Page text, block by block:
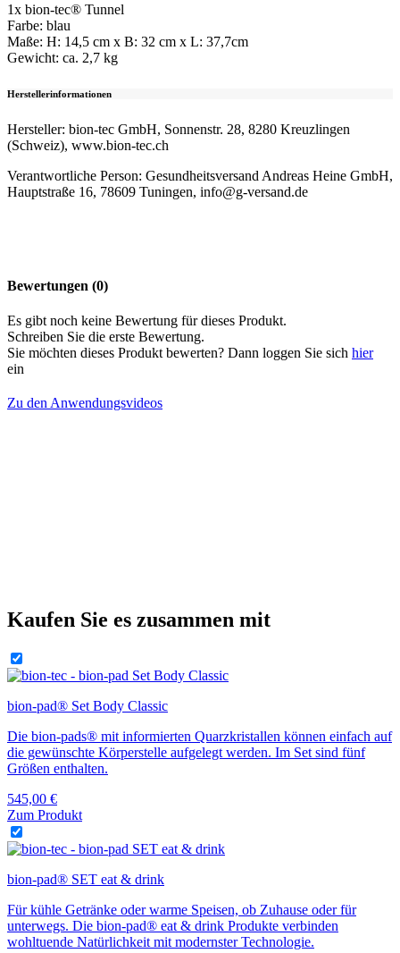
1x bion-tec® Tunnel
Farbe: blau
Maße: H: 14,5 cm x B: 32 cm x L: 37,7cm
Gewicht: ca. 2,7 kg
Herstellerinformationen
Hersteller: bion-tec GmbH, Sonnenstr. 28, 8280 Kreuzlingen
(Schweiz), www.bion-tec.ch
Verantwortliche Person: Gesundheitsversand Andreas Heine GmbH,
Hauptstraße 16, 78609 Tuningen, info@g-versand.de
Bewertungen (0)
Es gibt noch keine Bewertung für dieses Produkt.
Schreiben Sie die erste Bewertung.
Sie möchten dieses Produkt bewerten? Dann loggen Sie sich hier
ein
Zu den Anwendungsvideos
Kaufen Sie es zusammen mit
bion-pad® Set Body Classic
Die bion-pads® mit informierten Quarzkristallen können einfach auf
die gewünschte Körperstelle aufgelegt werden. Im Set sind fünf
Größen enthalten.
545,00 €
Zum Produkt
bion-pad® SET eat & drink
Für kühle Getränke oder warme Speisen, ob Zuhause oder für
unterwegs. Die bion-pad® eat & drink Produkte verbinden
wohltuende Natürlichkeit mit modernster Technologie.